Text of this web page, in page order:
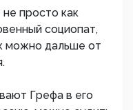
не просто как
социопат,
можно дальше от
Грефа в его